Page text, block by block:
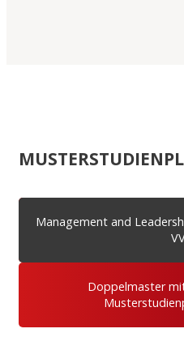
Management and
Doppelmaster